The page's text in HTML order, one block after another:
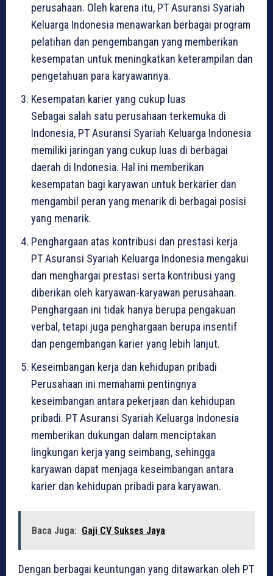
perusahaan. Oleh karena itu, PT Asuransi Syariah
Keluarga Indonesia menawarkan berbagai program
pelatihan dan pengembangan yang memberikan
kesempatan untuk meningkatkan keterampilan dan
pengetahuan para karyawannya.
Kesempatan karier yang cukup luas
Sebagai salah satu perusahaan terkemuka di
Indonesia, PT Asuransi Syariah Keluarga Indonesia
memiliki jaringan yang cukup luas di berbagai
daerah di Indonesia. Hal ini memberikan
kesempatan bagi karyawan untuk berkarier dan
mengambil peran yang menarik di berbagai posisi
yang menarik.
Penghargaan atas kontribusi dan prestasi kerja
PT Asuransi Syariah Keluarga Indonesia mengakui
dan menghargai prestasi serta kontribusi yang
diberikan oleh karyawan-karyawan perusahaan.
Penghargaan ini tidak hanya berupa pengakuan
verbal, tetapi juga penghargaan berupa insentif
dan pengembangan karier yang lebih lanjut.
Keseimbangan kerja dan kehidupan pribadi
Perusahaan ini memahami pentingnya
keseimbangan antara pekerjaan dan kehidupan
pribadi. PT Asuransi Syariah Keluarga Indonesia
memberikan dukungan dalam menciptakan
lingkungan kerja yang seimbang, sehingga
karyawan dapat menjaga keseimbangan antara
karier dan kehidupan pribadi para karyawan.
Baca Juga: Gaji CV Sukses Jaya
Dengan berbagai keuntungan yang ditawarkan oleh PT